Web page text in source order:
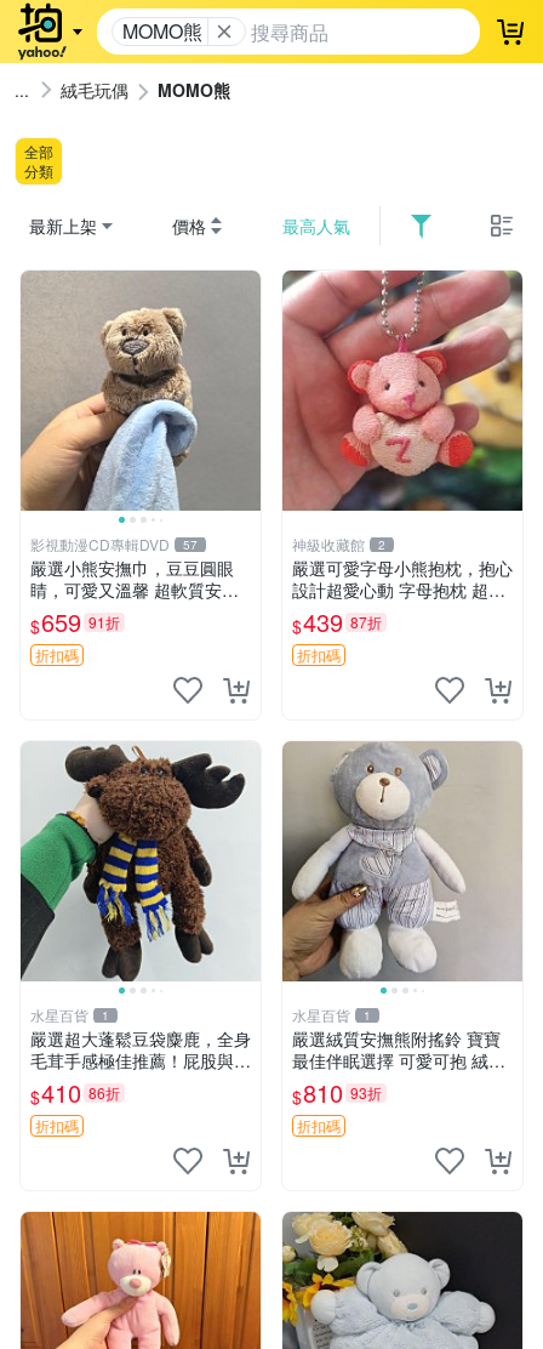
MOMO熊 登
絨毛玩偶 MOMO熊
全部
分類
最新上架 價格 最高人氣
影視動漫CD專輯DVD 57
嚴選小熊安撫巾，豆豆圓眼
睛，可愛又溫馨 超軟質安撫
巾，豆豆設計，哄睡好幫手
約克豆豆眼安撫巾 數碼豆豆
眼
$659 91折
折扣碼
神級收藏館 2
嚴選可愛字母小熊抱枕，抱心
設計超愛心動 字母抱枕 超大
尺寸 掛飾 小熊造型 推薦收藏
抱枕掛飾 字母抱枕 小熊抱枕
$439 87折
折扣碼
水星百貨 1
嚴選超大蓬鬆豆袋麋鹿，全身
毛茸手感極佳推薦！屁股與四
肢填充均勻，適合收藏與孩童
共賞。 麋鹿 豆袋 毛茸玩具
$410 86折
折扣碼
水星百貨 1
嚴選絨質安撫熊附搖鈴 寶寶
最佳伴眠選擇 可愛可抱 絨毛
玩具 安撫熊 嬰兒用
$810 93折
折扣碼